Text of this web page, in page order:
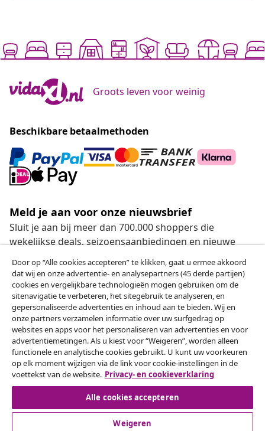
Groots leven voor weinig
Beschikbare betaalmethoden
Meld je aan voor onze nieuwsbrief
Sluit je aan bij meer dan 700.000 shoppers die
wekelijkse deals, seizoensaanbiedingen en nieuwe
Onze sociale media
Herroeping van de overeenkomst
Een annulering voor je bestelling indienen
Herroeping van de overeenkomst
Door op “Alle cookies accepteren” te klikken, gaat u ermee akkoord
dat wij en onze advertentie- en analysepartners (45 derde partijen)
cookies en vergelijkbare technologieën mogen gebruiken om de
sitenavigatie te verbeteren, het sitegebruik te analyseren, en
gepersonaliseerde advertenties en inhoud aan te bieden. Wij en
onze partners verzamelen informatie over uw surfgedrag op
websites en apps voor het personaliseren van advertenties en voor
advertentiemetingen. Als u kiest voor “Weigeren”, worden alleen
functionele en analytische cookies gebruikt. U kunt uw voorkeuren
op elk moment wijzigen via de link voor cookie-instellingen in de
voettekst van de website. Privacy- en cookieverklaring
Alle cookies accepteren
Weigeren